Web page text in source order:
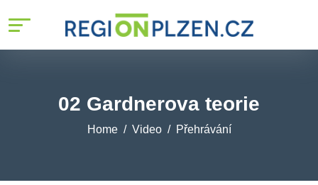
02 Gardnerova teorie
Home Video Přehrávání